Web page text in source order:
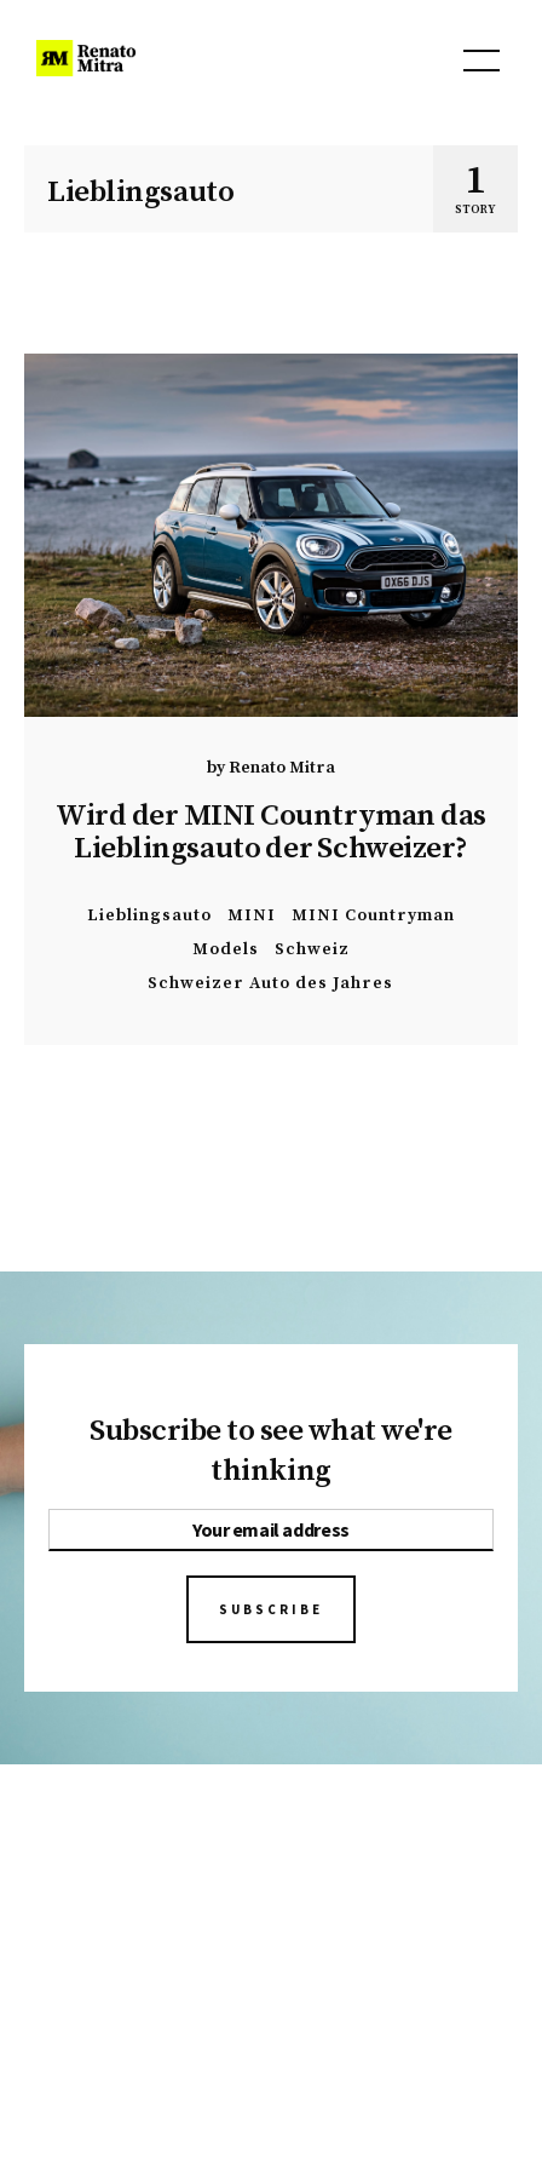
Lieblingsauto 1
STORY
byRenato Mitra
Wird der MINI Countryman das
Lieblingsauto der Schweizer?
Lieblingsauto MINI
MINI Countryman
Models
Schweiz
Schweizer Auto des Jahres
Subscribe to see what we're
thinking
SUBSCRIBE